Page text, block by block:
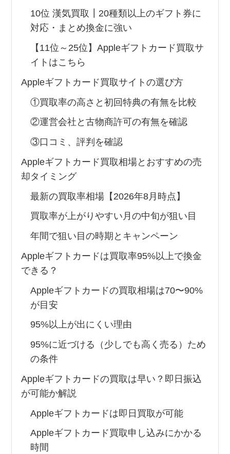
10位 漢気買取┃20種類以上のギフト券に
対応・まとめ換金に強い
【11位～25位】Appleギフトカード買取サ
イトはこちら
Appleギフトカード買取サイトの選び方
①買取率の高さと初回特典の有無を比較
②運営会社と古物商許可の有無を確認
③口コミ、評判を確認
Appleギフトカード買取相場とおすすめの売
却タイミング
最新の買取率相場【2026年8月時点】
買取率が上がりやすい月の中旬が狙い目
年間で狙い目の時期とキャンペーン
Appleギフトカードは買取率95%以上で換金
できる？
Appleギフトカードの買取相場は70〜90%
が目安
95%以上が出にくい理由
95%に近づける（少しでも高く売る）ため
の条件
Appleギフトカードの買取は早い？即日振込
が可能か解説
Appleギフトカードは即日買取が可能
Appleギフトカード買取申し込みにかかる
時間